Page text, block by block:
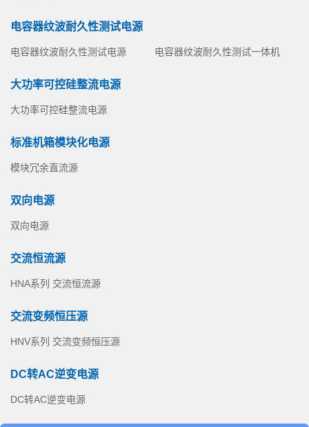
电容器纹波耐久性测试电源
电容器纹波耐久性测试电源 电容器纹波耐久性测试一体机
大功率可控硅整流电源
大功率可控硅整流电源
标准机箱模块化电源
模块冗余直流源
双向电源
双向电源
交流恒流源
HNA系列 交流恒流源
交流变频恒压源
HNV系列 交流变频恒压源
DC转AC逆变电源
DC转AC逆变电源